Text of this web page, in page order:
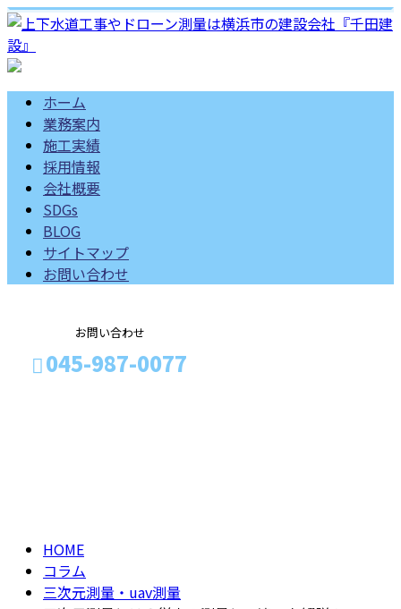
ホーム
業務案内
施工実績
採用情報
会社概要
SDGs
BLOG
サイトマップ
お問い合わせ
お問い合わせ
045-987-0077
HOME
コラム
三次元測量・uav測量